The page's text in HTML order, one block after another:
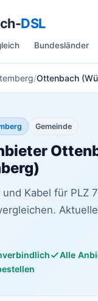
DSL
Bundesländer
Ottenbach
Gemeinde
und Kabel für PLZ
Alle